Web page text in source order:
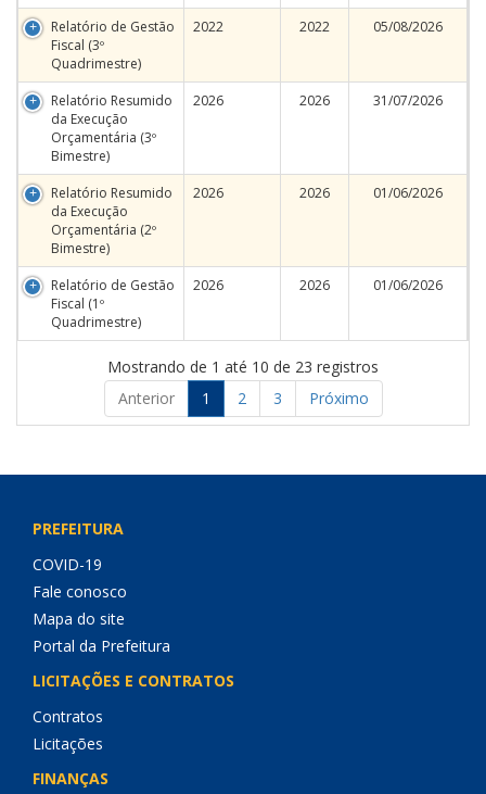
Relatório de Gestão
Fiscal (3º
Quadrimestre)
2022 2022 05/08/2026
Relatório Resumido
da Execução
Orçamentária (3º
Bimestre)
2026 2026 31/07/2026
Relatório Resumido
da Execução
Orçamentária (2º
Bimestre)
2026 2026 01/06/2026
Relatório de Gestão
Fiscal (1º
Quadrimestre)
2026 2026 01/06/2026
Mostrando de 1 até 10 de 23 registros
Anterior
1 2 3 Próximo
PREFEITURA
COVID-19
Fale conosco
Mapa do site
Portal da Prefeitura
LICITAÇÕES E CONTRATOS
Contratos
Licitações
FINANÇAS